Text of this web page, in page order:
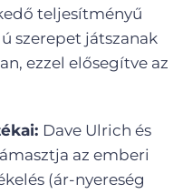
teljesítményű
szerepet játszanak
ezzel elősegítve az
Dave Ulrich és
az emberi
(ár-nyereség